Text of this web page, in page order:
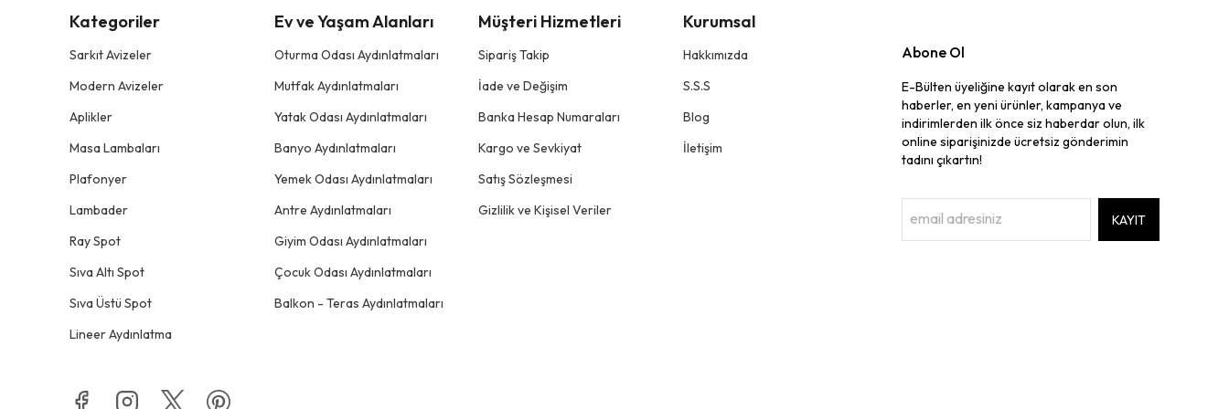
Kategoriler
Sarkıt Avizeler
Modern Avizeler
Aplikler
Masa Lambaları
Plafonyer
Lambader
Ray Spot
Sıva Altı Spot
Sıva Üstü Spot
Lineer Aydınlatma
Ev ve Yaşam Alanları
Oturma Odası Aydınlatmaları
Mutfak Aydınlatmaları
Yatak Odası Aydınlatmaları
Banyo Aydınlatmaları
Yemek Odası Aydınlatmaları
Antre Aydınlatmaları
Giyim Odası Aydınlatmaları
Çocuk Odası Aydınlatmaları
Balkon - Teras Aydınlatmaları
Müşteri Hizmetleri
Sipariş Takip
İade ve Değişim
Banka Hesap Numaraları
Kargo ve Sevkiyat
Satış Sözleşmesi
Gizlilik ve Kişisel Veriler
Kurumsal
Hakkımızda
S.S.S
Blog
İletişim
Abone Ol
E-Bülten üyeliğine kayıt olarak en son
haberler, en yeni ürünler, kampanya ve
indirimlerden ilk önce siz haberdar olun, ilk
online siparişinizde ücretsiz gönderimin
tadını çıkartın!
KAYIT